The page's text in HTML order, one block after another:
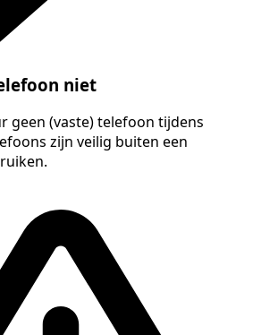
niet
geen (vaste) telefoon tijdens
zijn veilig buiten een